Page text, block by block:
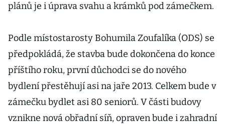
plánů je i úprava svahu a krámků pod zámečkem.
Podle místostarosty Bohumila Zoufalíka (ODS) se
předpokládá, že stavba bude dokončena do konce
příštího roku, první důchodci se do nového
bydlení přestěhují asi na jaře 2013. Celkem bude v
zámečku bydlet asi 80 seniorů. V části budovy
vznikne nová obřadní síň, opraven bude i zahradní